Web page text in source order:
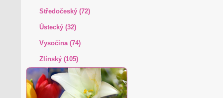
Středočeský (72)
Ústecký (32)
Vysočina (74)
Zlínský (105)